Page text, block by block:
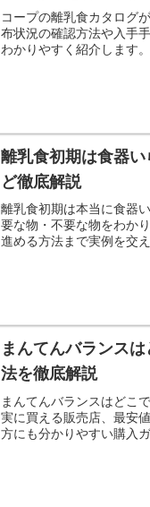
コープの離乳食カタログ
布状況の確認方法や入手
わかりやすく紹介します。
離乳食初期は食器
ど徹底解説
離乳食初期は本当に食器
要な物・不要な物をわか
進める方法まで実例を交
まんてんバランス
法を徹底解説
まんてんバランスはどこ
実に買える販売店、最安
方にも分かりやすい購入ガ